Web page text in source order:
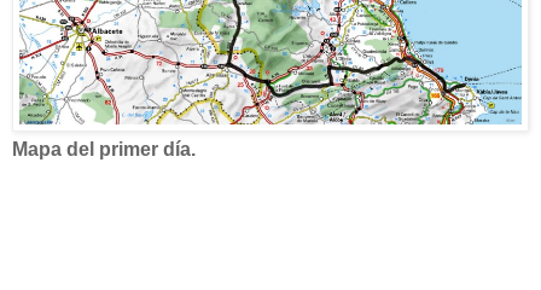
Mapa del primer día.